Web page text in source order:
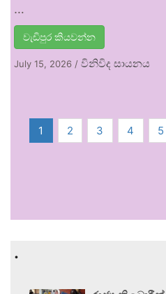
…
වැඩිපුර කියවන්න
July 15, 2026 / විනිවිද සායනය
1 2 3 4 5
.